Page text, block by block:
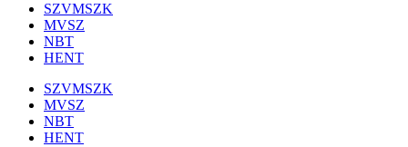
SZVMSZK
MVSZ
NBT
HENT
SZVMSZK
MVSZ
NBT
HENT